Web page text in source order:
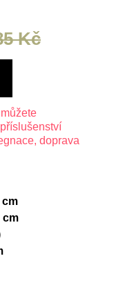
cm
cm
Kč
doprava